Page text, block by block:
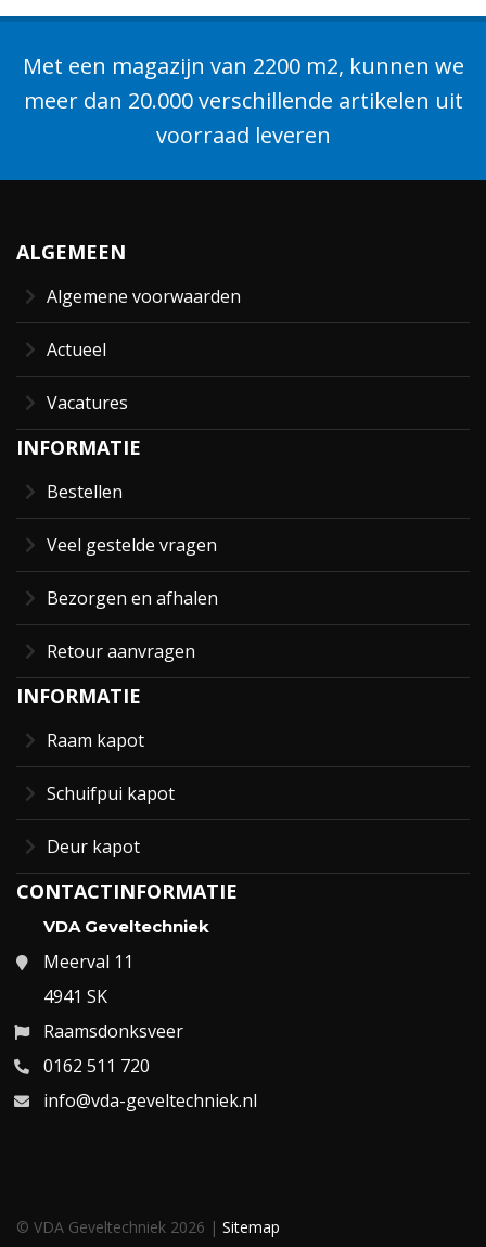
Met een magazijn van 2200 m2, kunnen we
meer dan 20.000 verschillende artikelen uit
voorraad leveren
ALGEMEEN
Algemene voorwaarden
Actueel
Vacatures
INFORMATIE
Bestellen
Veel gestelde vragen
Bezorgen en afhalen
Retour aanvragen
INFORMATIE
Raam kapot
Schuifpui kapot
Deur kapot
CONTACTINFORMATIE
VDA Geveltechniek
Meerval 11
4941 SK
Raamsdonksveer
0162 511 720
info@vda-geveltechniek.nl
© VDA Geveltechniek 2026 | Sitemap